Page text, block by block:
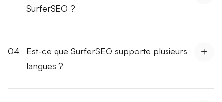
SurferSEO ?
04
Est-ce que SurferSEO supporte plusieurs
langues ?